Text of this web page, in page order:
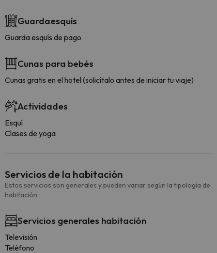
Guardaesquís
Guarda esquís de pago
Cunas para bebés
Cunas gratis en el hotel (solicítalo antes de iniciar tu viaje)
Actividades
Esquí
Clases de yoga
Servicios de la habitación
Estos servicios son generales y pueden variar según la tipología de
habitación.
Servicios generales habitación
Televisión
Teléfono